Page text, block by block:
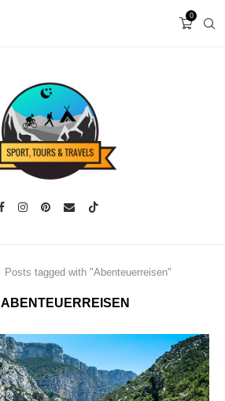
0
Posts tagged with "Abenteuerreisen"
ABENTEUERREISEN